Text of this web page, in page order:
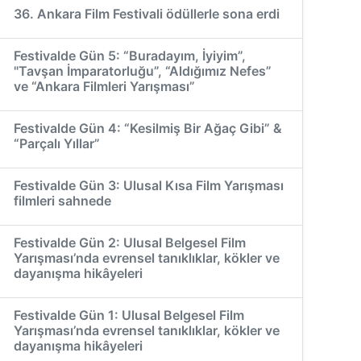
36. Ankara Film Festivali ödüllerle sona erdi
Festivalde Gün 5: “Buradayım, İyiyim”,
"Tavşan İmparatorluğu”, “Aldığımız Nefes”
ve “Ankara Filmleri Yarışması”
Festivalde Gün 4: “Kesilmiş Bir Ağaç Gibi” &
“Parçalı Yıllar”
Festivalde Gün 3: Ulusal Kısa Film Yarışması
filmleri sahnede
Festivalde Gün 2: Ulusal Belgesel Film
Yarışması’nda evrensel tanıklıklar, kökler ve
dayanışma hikâyeleri
Festivalde Gün 1: Ulusal Belgesel Film
Yarışması’nda evrensel tanıklıklar, kökler ve
dayanışma hikâyeleri